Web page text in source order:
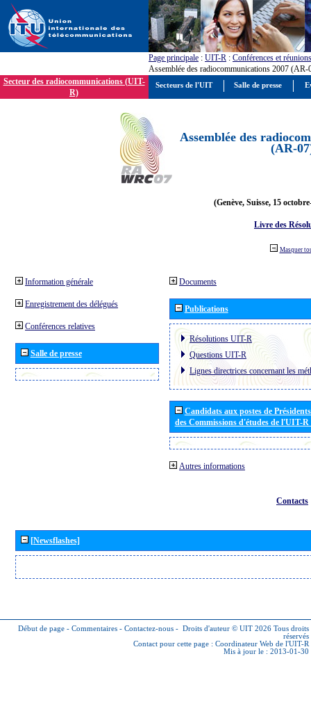
Page principale : UIT-R : Conférences et réunions
Assemblée des radiocommunications 2007 (AR-
Secteur des radiocommunications (UIT-
R)
Assemblée des
(AR-
(Genève, Suisse, 15
Livre des
Masquer
Information générale
Enregistrement des délégués
Conférences relatives
Salle de presse
Documents
Publications
Résolutions UIT-R
Questions UIT-R
Lignes directrices concernant les
Candidats aux postes de
des Commissions d'études de l'UIT-
Autres informations
Contacts
[Newsflashes]
Début de page - Commentaires - Contactez-nous - Droits d'auteur © UIT 2026 Tous droits
réservés
Contact pour cette page : Coordinateur Web de l'UIT-R
Mis à jour le : 2013-01-30
Secteurs de l'UIT Salle de presse